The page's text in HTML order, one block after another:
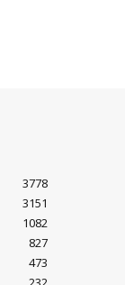
3778
3151
1082
827
473